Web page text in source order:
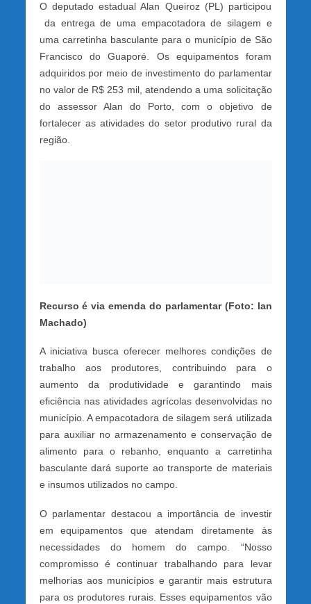
O deputado estadual Alan Queiroz (PL) participou
da entrega de uma empacotadora de silagem e
uma carretinha basculante para o município de São
Francisco do Guaporé. Os equipamentos foram
adquiridos por meio de investimento do parlamentar
no valor de R$ 253 mil, atendendo a uma solicitação
do assessor Alan do Porto, com o objetivo de
fortalecer as atividades do setor produtivo rural da
região.
Recurso é via emenda do parlamentar (Foto: Ian
Machado)
A iniciativa busca oferecer melhores condições de
trabalho aos produtores, contribuindo para o
aumento da produtividade e garantindo mais
eficiência nas atividades agrícolas desenvolvidas no
município. A empacotadora de silagem será utilizada
para auxiliar no armazenamento e conservação de
alimento para o rebanho, enquanto a carretinha
basculante dará suporte ao transporte de materiais
e insumos utilizados no campo.
O parlamentar destacou a importância de investir
em equipamentos que atendam diretamente às
necessidades do homem do campo. “Nosso
compromisso é continuar trabalhando para levar
melhorias aos municípios e garantir mais estrutura
para os produtores rurais. Esses equipamentos vão